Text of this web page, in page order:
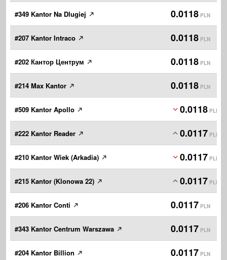
#349 Kantor Na Dlugiej 0.0118 PLN
#207 Kantor Intraco 0.0118 PLN
#202 Кантор Центрум 0.0118 PLN
#214 Max Kantor 0.0118 PLN
#509 Kantor Apollo 0.0118 PLN
#222 Kantor Reader 0.0117 PLN
#210 Kantor Wiek (Arkadia) 0.0117 PLN
#215 Kantor (Klonowa 22) 0.0117 PLN
#206 Kantor Conti 0.0117 PLN
#343 Kantor Centrum Warszawa 0.0117 PLN
#204 Kantor Billion 0.0117 PLN